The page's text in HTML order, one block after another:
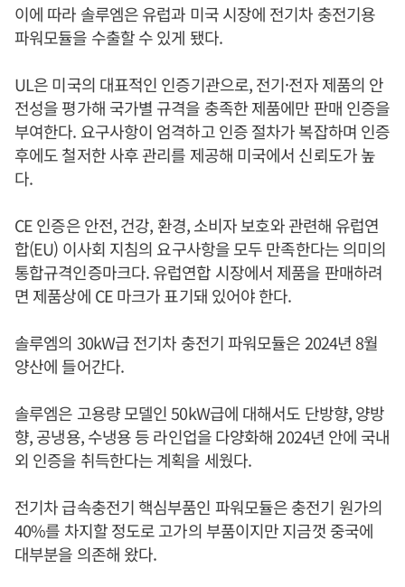
이에 따라 솔루엠은 유럽과 미국 시장에 전기차 충전기용
파워모듈을 수출할 수 있게 됐다.
UL은 미국의 대표적인 인증기관으로, 전기·전자 제품의 안
전성을 평가해 국가별 규격을 충족한 제품에만 판매 인증을
부여한다. 요구사항이 엄격하고 인증 절차가 복잡하며 인증
후에도 철저한 사후 관리를 제공해 미국에서 신뢰도가 높
다.
CE 인증은 안전, 건강, 환경, 소비자 보호와 관련해 유럽연
합(EU) 이사회 지침의 요구사항을 모두 만족한다는 의미의
통합규격인증마크다. 유럽연합 시장에서 제품을 판매하려
면 제품상에 CE 마크가 표기돼 있어야 한다.
솔루엠의 30kW급 전기차 충전기 파워모듈은 2024년 8월
양산에 들어간다.
솔루엠은 고용량 모델인 50kW급에 대해서도 단방향, 양방
향, 공냉용, 수냉용 등 라인업을 다양화해 2024년 안에 국내
외 인증을 취득한다는 계획을 세웠다.
전기차 급속충전기 핵심부품인 파워모듈은 충전기 원가의
40%를 차지할 정도로 고가의 부품이지만 지금껏 중국에
대부분을 의존해 왔다.